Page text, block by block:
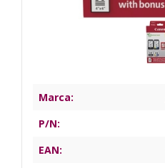
Marca:
P/N:
EAN: